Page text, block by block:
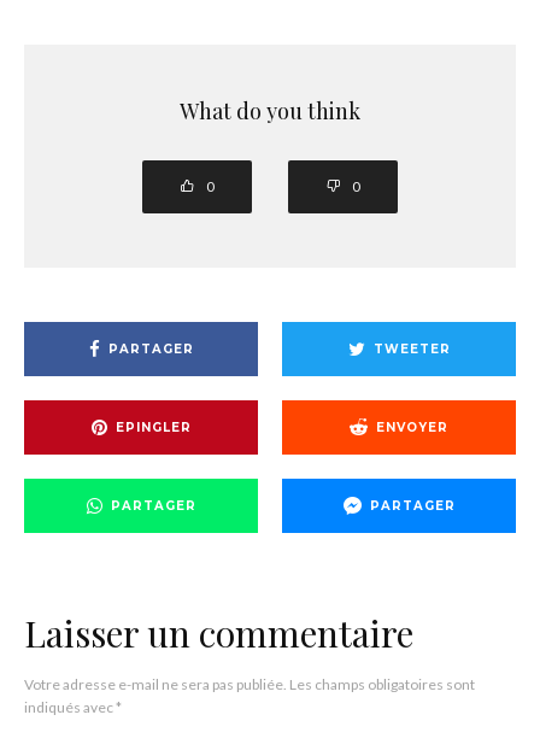
What do you think
0 0
PARTAGER TWEETER
EPINGLER ENVOYER
PARTAGER PARTAGER
Laisser un commentaire
Votre adresse e-mail ne sera pas publiée. Les champs obligatoires sont
indiqués avec*